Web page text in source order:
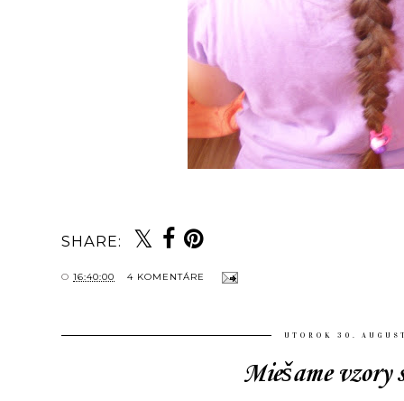
SHARE:
O 16:40:00 4 KOMENTÁRE
UTOROK 30.
Miešame vzory